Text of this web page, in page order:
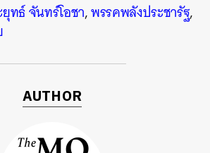
ทธ์ จันทร์โอชา,พรรคพลังประชารัฐ,
AUTHOR